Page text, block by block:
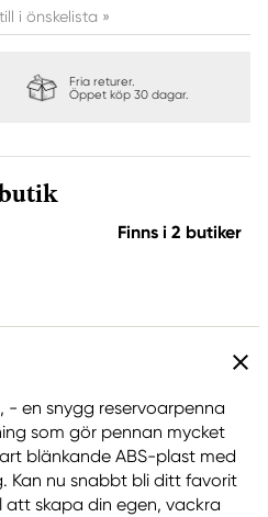
i önskelista »
Fria returer.
Öppet köp 30 dagar.
Finns i 2 butiker
- en snygg reservoarpenna
som gör pennan mycket
blänkande ABS-plast med
Kan nu snabbt bli ditt favorit
skapa din egen, vackra